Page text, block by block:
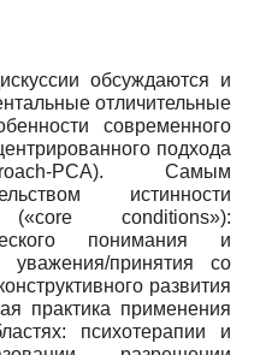
обсуждаются и
отличительные
современного
подхода
PCA). Самым
истинности
conditions»):
понимания и
уважения/принятия со
развития
практика применения
психотерапии и